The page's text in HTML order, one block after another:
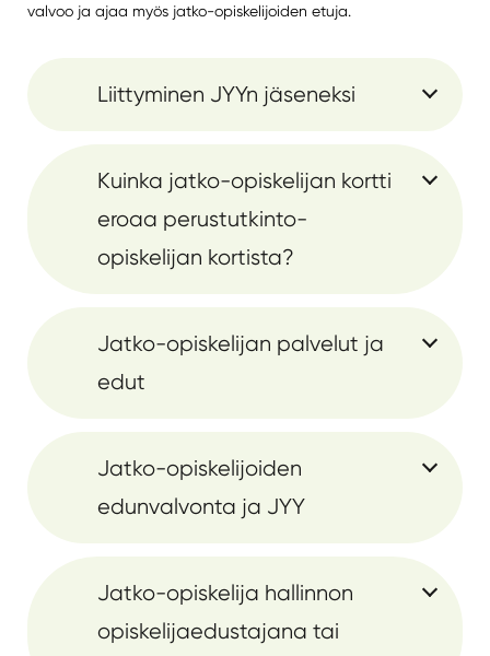
valvoo ja ajaa myös jatko-opiskelijoiden etuja.
Liittyminen JYYn jäseneksi
Kuinka jatko-opiskelijan kortti
eroaa perustutkinto-
opiskelijan kortista?
Jatko-opiskelijan palvelut ja
edut
Jatko-opiskelijoiden
edunvalvonta ja JYY
Jatko-opiskelija hallinnon
opiskelijaedustajana tai